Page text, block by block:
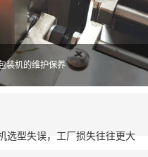
装机的维护保养
选型失误，工厂损失往往更大